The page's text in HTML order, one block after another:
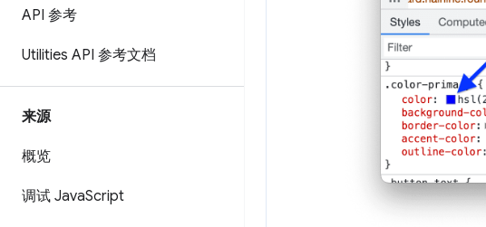
API 参考
Utilities API 参考文档
来源
概览
调试 JavaScript